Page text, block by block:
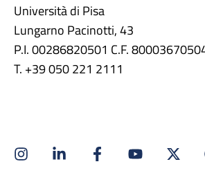
Università di Pisa
Lungarno Pacinotti, 43
P.I. 00286820501 C.F.
T. +39 050 221 2111